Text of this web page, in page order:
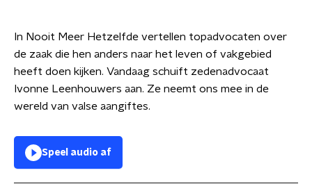
In Nooit Meer Hetzelfde vertellen topadvocaten over
de zaak die hen anders naar het leven of vakgebied
heeft doen kijken. Vandaag schuift zedenadvocaat
Ivonne Leenhouwers aan. Ze neemt ons mee in de
wereld van valse aangiftes.
Speel audio af